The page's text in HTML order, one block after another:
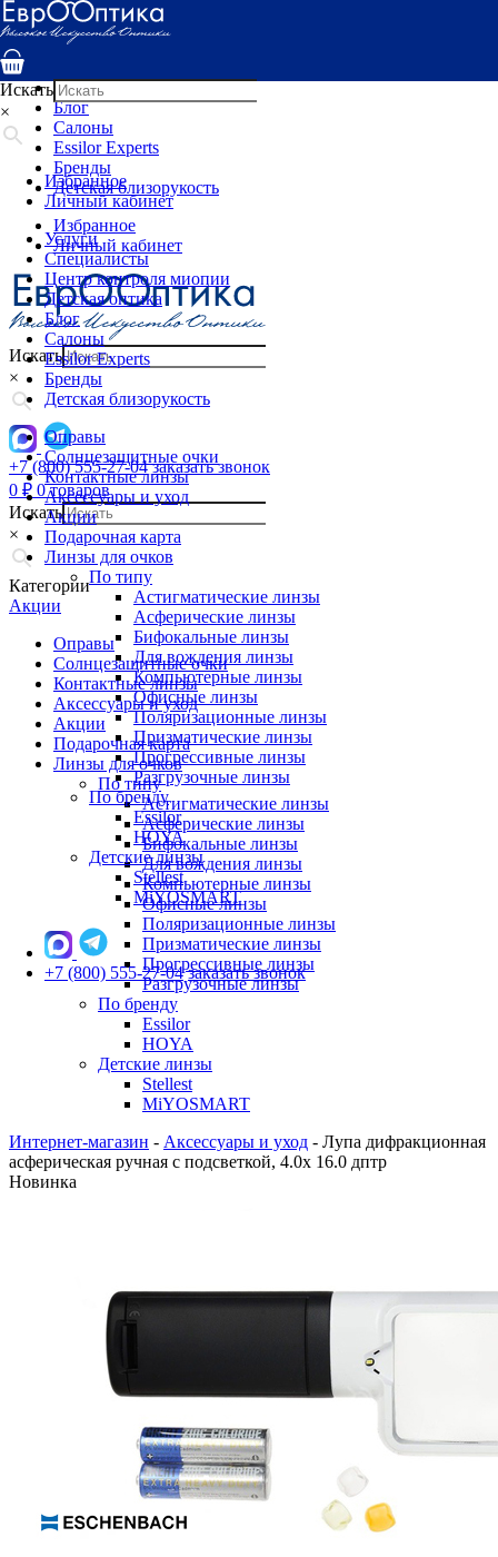
Услуги
Специалисты
Детская оптика
Блог
Салоны
Essilor Experts
Бренды
Детская близорукость
Избранное
Личный кабинет
Искать
×
+7 (800) 555-27-04 заказать звонок
0 ₽ 0 товаров
Искать
×
Категории
Акции
Оправы
Солнцезащитные очки
Контактные линзы
Аксессуары и уход
Акции
Подарочная карта
Линзы для очков
По типу
Астигматические линзы
Асферические линзы
Бифокальные линзы
Для вождения линзы
Компьютерные линзы
Офисные линзы
Поляризационные линзы
Призматические линзы
Прогрессивные линзы
Разгрузочные линзы
По бренду
Essilor
HOYA
Детские линзы
Stellest
MiYOSMART
Искать
×
Избранное
Личный кабинет
Услуги
Специалисты
Центр контроля миопии
Детская оптика
Блог
Салоны
Essilor Experts
Бренды
Детская близорукость
Оправы
Солнцезащитные очки
Контактные линзы
Аксессуары и уход
Акции
Подарочная карта
Линзы для очков
По типу
Астигматические линзы
Асферические линзы
Бифокальные линзы
Для вождения линзы
Компьютерные линзы
Офисные линзы
Поляризационные линзы
Призматические линзы
Прогрессивные линзы
Разгрузочные линзы
По бренду
Essilor
HOYA
Детские линзы
Stellest
MiYOSMART
+7 (800) 555-27-04 заказать звонок
Интернет-магазин - Аксессуары и уход - Лупа дифракционная
асферическая ручная с подсветкой, 4.0х 16.0 дптр
Новинка